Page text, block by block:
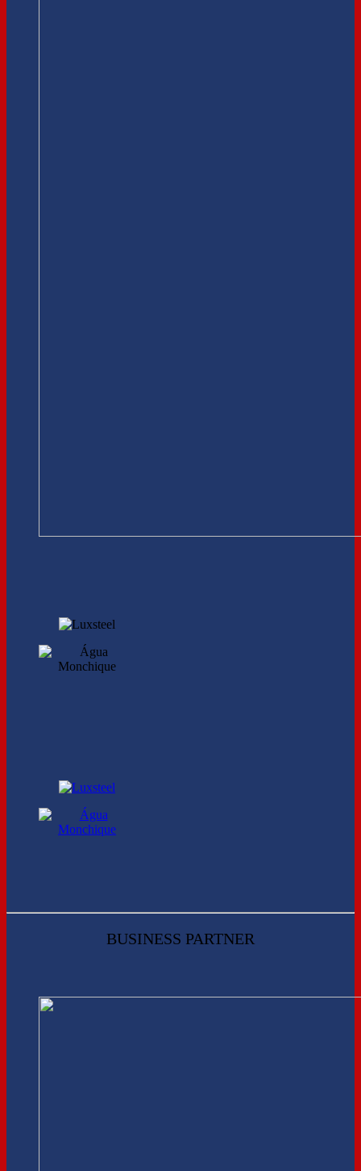
BUSINESS PARTNER